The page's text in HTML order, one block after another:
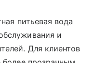
питьевая вода
и
Для клиентов